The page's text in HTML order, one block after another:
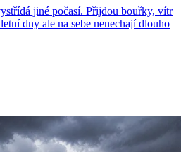
jiné počasí. Přijdou bouřky, vítr
dny ale na sebe nenechají dlouho